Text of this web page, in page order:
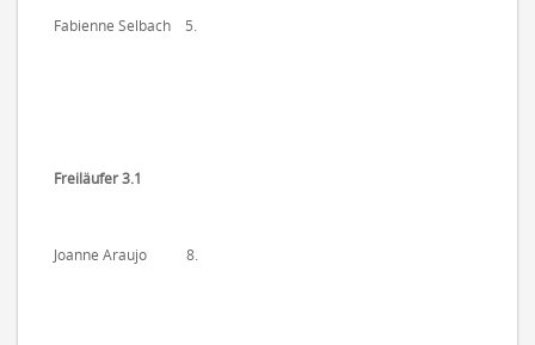
Fabienne Selbach 5.
Freiläufer 3.1
Joanne Araujo 8.